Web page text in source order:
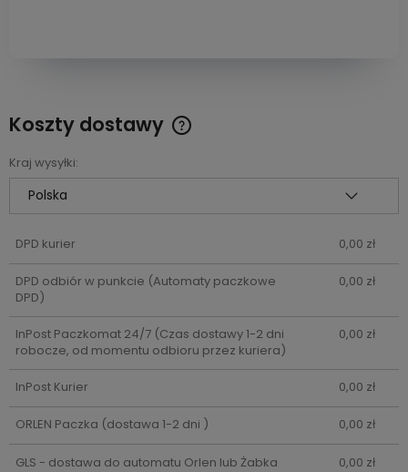
Koszty dostawy
Cena nie zawiera ewentualnych kosztów płatności
Kraj wysyłki:
DPD kurier 0,00 zł
DPD odbiór w punkcie (Automaty paczkowe
DPD)
0,00 zł
InPost Paczkomat 24/7(Czas dostawy 1-2 dni
robocze, od momentu odbioru przez kuriera)
0,00 zł
InPost Kurier 0,00 zł
ORLEN Paczka (dostawa 1-2 dni ) 0,00 zł
GLS - dostawa do automatu Orlen lub Żabka 0,00 zł